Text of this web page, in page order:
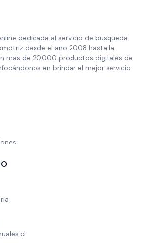
dedicada al servicio de búsqueda
desde el año 2008 hasta la
mas de 20.000 productos digitales de
en brindar el mejor servicio